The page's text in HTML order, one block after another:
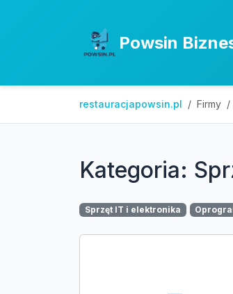
Powsin
restauracjapowsin.pl Firmy
Kategoria:
Sprzęt IT i elektronika